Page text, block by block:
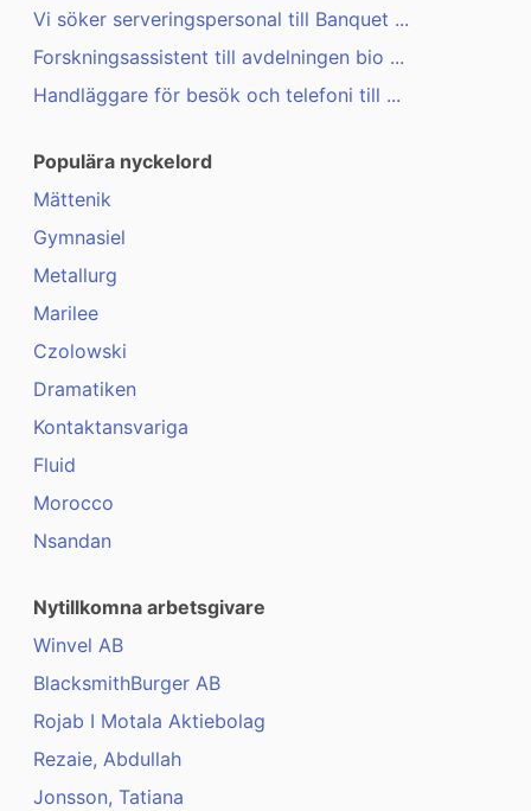
Vi söker serveringspersonal till Banquet ...
Forskningsassistent till avdelningen bio ...
Handläggare för besök och telefoni till ...
Populära nyckelord
Mättenik
Gymnasiel
Metallurg
Marilee
Czolowski
Dramatiken
Kontaktansvariga
Fluid
Morocco
Nsandan
Nytillkomna arbetsgivare
Winvel AB
BlacksmithBurger AB
Rojab I Motala Aktiebolag
Rezaie, Abdullah
Jonsson, Tatiana